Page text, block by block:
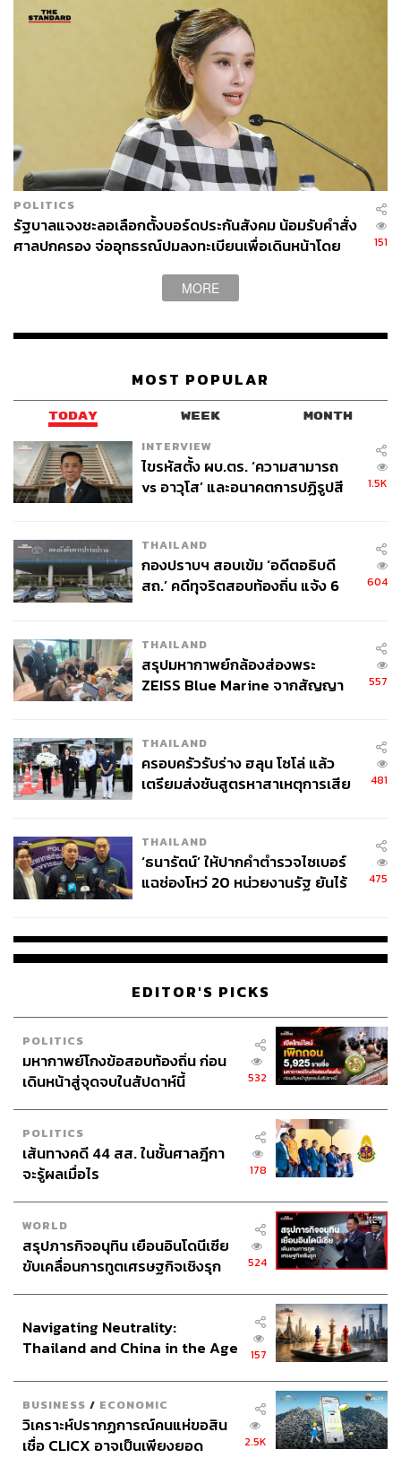
POLITICS
รัฐบาลแจงชะลอเลือกตั้งบอร์ดประกันสังคม น้อมรับคำสั่ง
ศาลปกครอง จ่ออุทธรณ์ปมลงทะเบียนเพื่อเดินหน้าโดย
151
MORE
MOST POPULAR
TODAY WEEK MONTH
INTERVIEW
ไขรหัสตั้ง ผบ.ตร. ‘ความสามารถ
vs อาวุโส’ และอนาคตการปฏิรูปสี
1.5K
THAILAND
กองปราบฯ สอบเข้ม ‘อดีตอธิบดี
สถ.’ คดีทุจริตสอบท้องถิ่น แจ้ง 6
604
THAILAND
สรุปมหากาพย์กล้องส่องพระ
ZEISS Blue Marine จากสัญญา
จ่ายหนี้-แอบระบุแบรนด์
557
THAILAND
ครอบครัวรับร่าง ฮลุน โซโล่ แล้ว
เตรียมส่งชันสูตรหาสาเหตุการเสีย
481
THAILAND
‘ธนารัตน์’ ให้ปากคำตำรวจไซเบอร์
แฉช่องโหว่ 20 หน่วยงานรัฐ ยันไร้
475
EDITOR'S PICKS
POLITICS
มหากาพย์โกงข้อสอบท้องถิ่น ก่อน
เดินหน้าสู่จุดจบในสัปดาห์นี้
532
POLITICS
เส้นทางคดี 44 สส. ในชั้นศาลฎีกา
จะรู้ผลเมื่อไร
178
WORLD
สรุปภารกิจอนุทิน เยือนอินโดนีเซีย
ขับเคลื่อนการทูตเศรษฐกิจเชิงรุก
524
Navigating Neutrality:
Thailand and China in the Age
157
BUSINESS / ECONOMIC
วิเคราะห์ปรากฏการณ์คนแห่ขอสิน
เชื่อ CLICX อาจเป็นเพียงยอด
2.5K